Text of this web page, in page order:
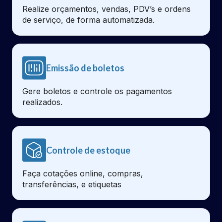
Realize orçamentos, vendas, PDV’s e ordens
de serviço, de forma automatizada.
Emissão de boletos
Gere boletos e controle os pagamentos
realizados.
Controle de estoque
Faça cotações online, compras,
transferências, e etiquetas